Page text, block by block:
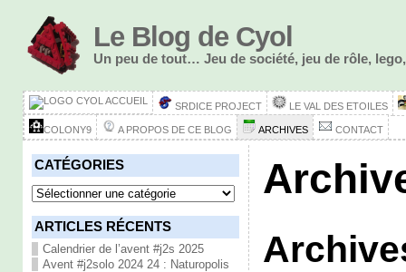
Le Blog de Cyol
Un peu de tout… Jeu de société, jeu de rôle,
ACCUEIL SRDICE PROJECT LE VAL DES ETOILES
COLONY9 A PROPOS DE CE BLOG ARCHIVES CONTACT
CATÉGORIES
Catégories
ARTICLES RÉCENTS
Calendrier de l’avent #j2s 2025
Avent #j2solo 2024 24 : Naturopolis